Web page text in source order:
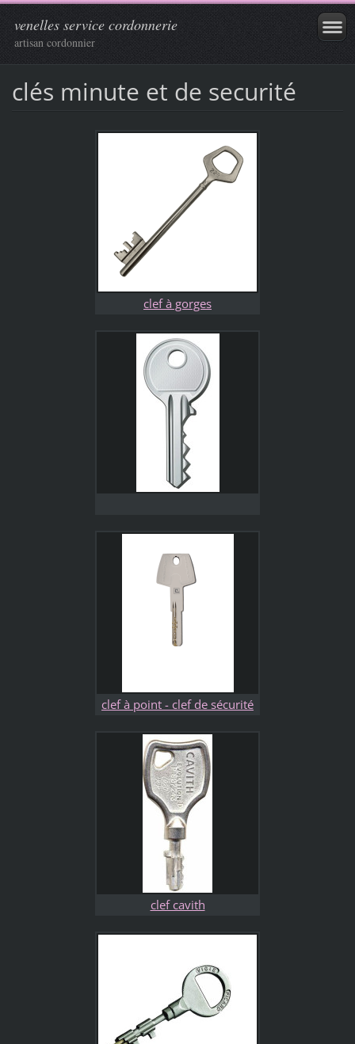
venelles service cordonnerie
artisan cordonnier
clés minute et de securité
clef à gorges
clef à point - clef de sécurité
clef cavith